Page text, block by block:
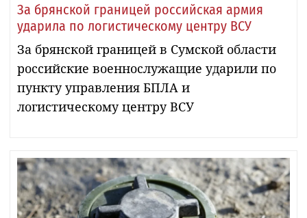
За брянской границей российская армия
ударила по логистическому центру ВСУ
За брянской границей в Сумской области
российские военнослужащие ударили по
пункту управления БПЛА и
логистическому центру ВСУ